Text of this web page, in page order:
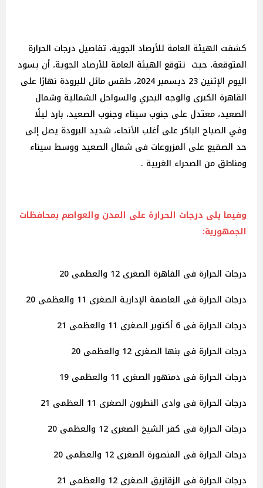
كشفت الهيئة العامة للأرصاد الجوية، تفاصيل درجات الحرارة
المتوقعة، حيث تتوقع الهيئة العامة للأرصاد الجوية، أن يسود
اليوم الإثنين 23 ديسمبر 2024، طقس مائل للبرودة نهارًا على
القاهرة الكبرى والوجه البحري والسواحل الشمالية وشمال
الصعيد، معتدل على جنوب سيناء وجنوب الصعيد، بارد ليلًا
وفي الصباح الباكر على أغلب الأنحاء، شديد البرودة يصل إلى
حد الصقيع على المزروعات فى شمال الصعيد ووسط سيناء
ومناطق من الصحراء الغربية .
وفيما يلى درجات الحرارة على المدن والعواصم بمحافظات
الجمهورية:
درجات الحرارة فى القاهرة الصغرى 12 والعظمى 20
درجات الحرارة فى العاصمة الإدارية الصغرى 11 والعظمى 20
درجات الحرارة فى 6 أكتوبر الصغرى 11 والعظمى 21
درجات الحرارة فى بنها الصغرى 12 والعظمى 20
درجات الحرارة فى دمنهور الصغرى 11 والعظمى 19
درجات الحرارة فى وادى النطرون الصغرى 11 العظمى 21
درجات الحرارة فى كفر الشيخ الصغرى 12 والعظمى 20
درجات الحرارة فى المنصورة الصغرى 12 والعظمى 20
درجات الحرارة فى الزقازيق الصغرى 12 والعظمى 21